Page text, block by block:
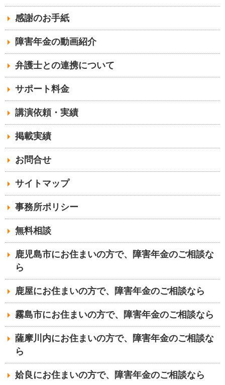
感謝のお手紙
障害年金の動画紹介
弁護士との連携について
サポート料金
講演依頼・実績
掲載実績
お問合せ
サイトマップ
事務所ポリシー
無料相談
鹿児島市にお住まいの方で、障害年金のご相談な
ら
鹿屋にお住まいの方で、障害年金のご相談なら
霧島市にお住まいの方で、障害年金のご相談なら
薩摩川内にお住まいの方で、障害年金のご相談な
ら
姶良にお住まいの方で、障害年金のご相談なら